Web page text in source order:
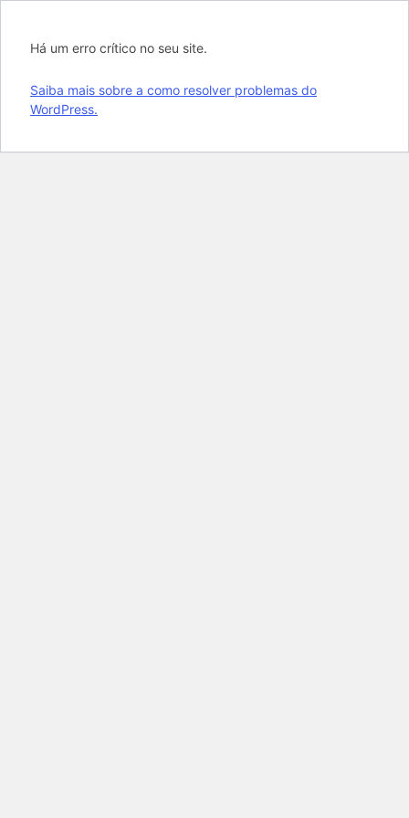
Há um erro crítico no seu site.
Saiba mais sobre a como resolver problemas do
WordPress.